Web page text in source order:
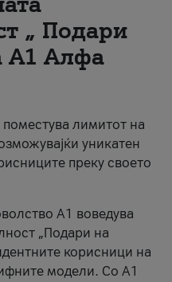
„ Подари
А1 Алфа
лимитот на
уникатен
преку своето
А1 воведува
„Подари на
корисници на
модели. Со A1